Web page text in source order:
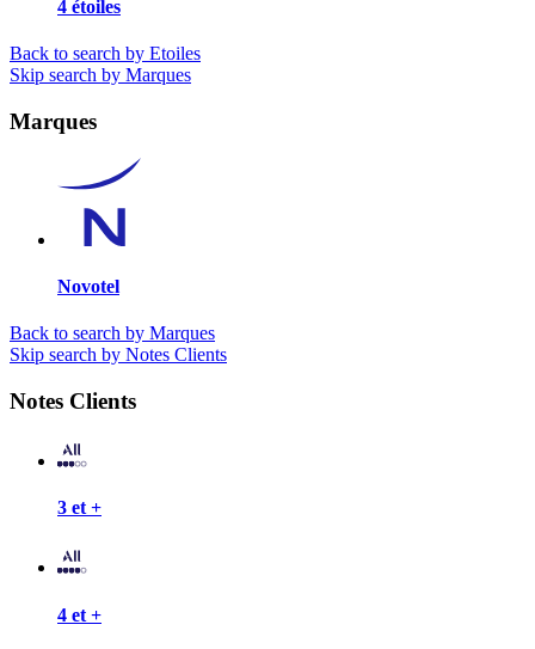
4 étoiles
Back to search by Etoiles
Skip search by Marques
Marques
Novotel
Back to search by Marques
Skip search by Notes Clients
Notes Clients
3 et +
4 et +